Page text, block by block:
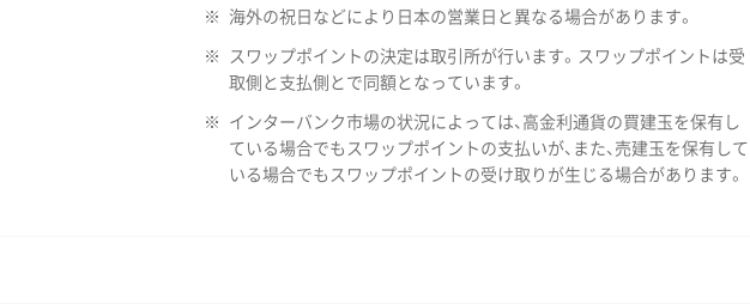
※ 海外の祝日などにより日本の営業日と異なる場合があります。
※
スワップポイントの決定は取引所が行います。スワップポイントは受
取側と支払側とで同額となっています。
※
インターバンク市場の状況によっては、高金利通貨の買建玉を保有し
ている場合でもスワップポイントの支払いが、また、売建玉を保有して
いる場合でもスワップポイントの受け取りが生じる場合があります。